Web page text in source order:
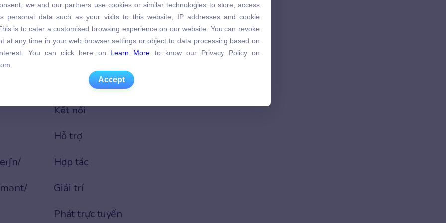
Khởi nghiệp
Mạng xã hội
Mạng lưới
Cộng đồng
Kết nối
Hỗ trợ
Hợp tác
Giải trí
Phát trực tuyến
personal data such as your visits to this website, IP addresses and cookie
is to cater a customised browsing experience on our website. You can revoke
at any time in your web browser settings or object to data processing based on
You can click here on
Learn More
to know our Privacy Policy on
Accept
we and our partners use cookies or similar technologies to store, access
personal data such as your visits to this website, IP addresses and cookie
is to cater a customised browsing experience on our website. You can revoke
at any time in your web browser settings or object to data processing based on
You can click here on Learn More to know our Privacy Policy on
Accept